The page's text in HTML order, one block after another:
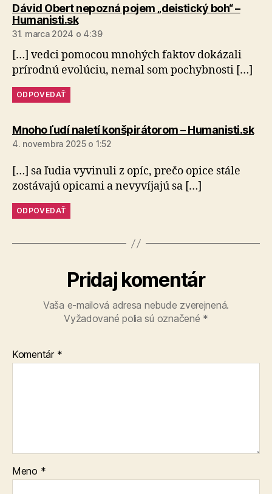
Dávid Obert nepozná pojem „deistický boh“ –
Humanisti.skhovorí:
31. marca 2024 o 4:39
[…] vedci pomocou mnohých faktov dokázali
prírodnú evolúciu, nemal som pochybnosti […]
ODPOVEDAŤ
Mnoho ľudí naletí konšpirátorom – Humanisti.sk
4. novembra 2025 o 1:52
[…] sa ľudia vyvinuli z opíc, prečo opice stále
zostávajú opicami a nevyvíjajú sa […]
ODPOVEDAŤ
Pridaj komentár
Vaša e-mailová adresa nebude zverejnená.
Vyžadované polia sú označené *
Komentár *
Meno *